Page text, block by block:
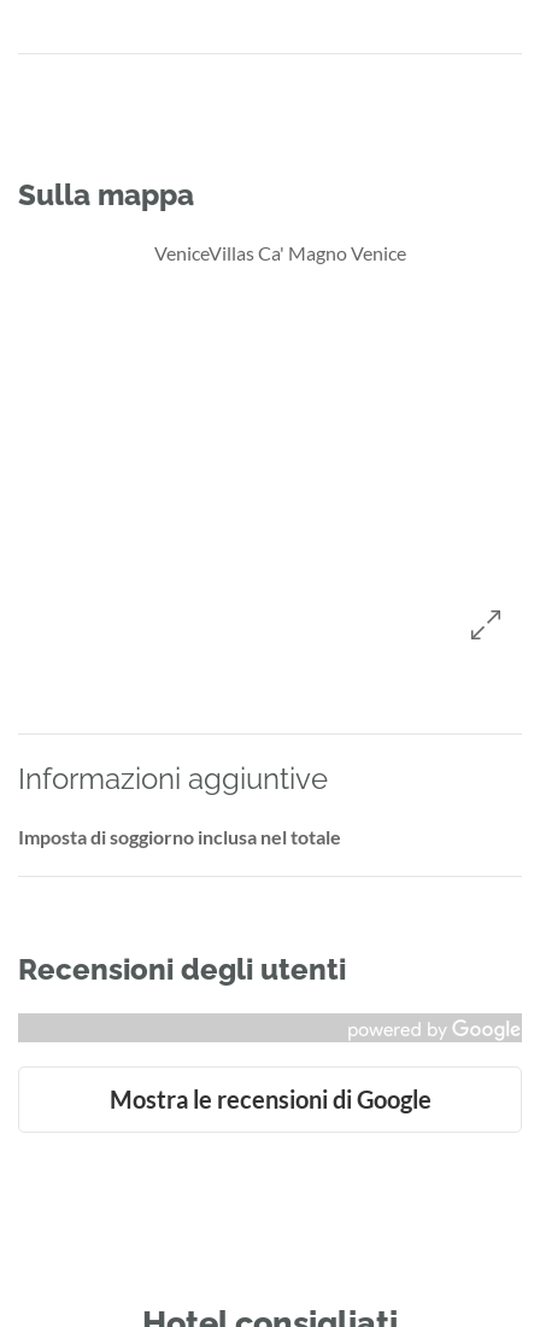
Sulla mappa
Informazioni aggiuntive
Imposta di soggiorno inclusa nel totale
Recensioni degli utenti
Mostra le recensioni di Google